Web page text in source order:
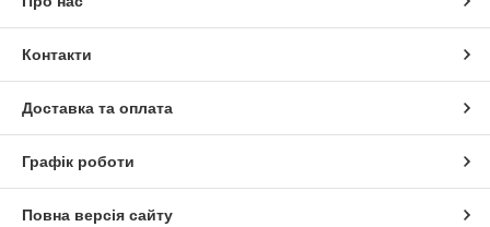
Контакти
Доставка та оплата
Графік роботи
Повна версія сайту